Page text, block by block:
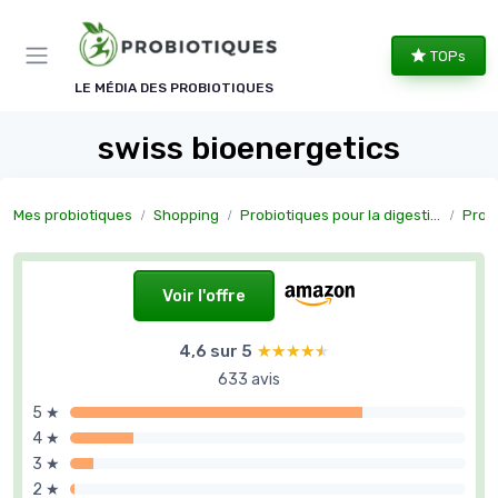
LE MÉDIA DES PROBIOTIQUES
TOPs
swiss bioenergetics
Mes probiotiques Shopping Probiotiques pour la digestion
Voir l'offre
4,6 sur 5 ★★★★★
★★★★★
633 avis
5 ★
4 ★
3 ★
2 ★